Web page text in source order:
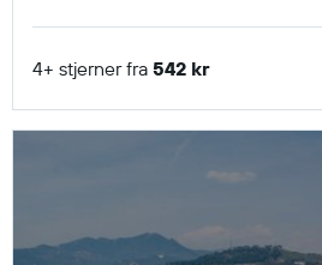
4+ stjerner fra 542 kr